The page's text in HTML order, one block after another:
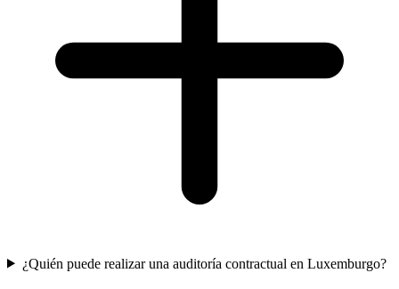
¿Quién puede realizar una auditoría contractual en Luxemburgo?